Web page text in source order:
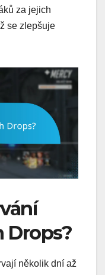
za jejich
se zlepšuje
Drops?
několik dní až